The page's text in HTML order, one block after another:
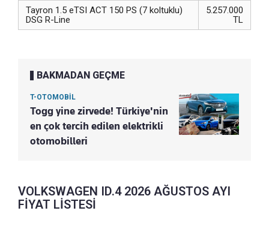
Tayron 1.5 eTSI ACT 150 PS (7 koltuklu)
DSG R-Line
5.257.000
TL
BAKMADAN GEÇME
T-OTOMOBİL
Togg yine zirvede! Türkiye'nin
en çok tercih edilen elektrikli
otomobilleri
VOLKSWAGEN ID.4 2026 AĞUSTOS AYI
FİYAT LİSTESİ